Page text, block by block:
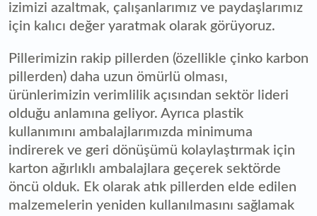
izimizi azaltmak, çalışanlarımız ve paydaşlarımız
için kalıcı değer yaratmak olarak görüyoruz.
Pillerimizin rakip pillerden (özellikle çinko karbon
pillerden) daha uzun ömürlü olması,
ürünlerimizin verimlilik açısından sektör lideri
olduğu anlamına geliyor. Ayrıca plastik
kullanımını ambalajlarımızda minimuma
indirerek ve geri dönüşümü kolaylaştırmak için
karton ağırlıklı ambalajlara geçerek sektörde
öncü olduk. Ek olarak atık pillerden elde edilen
malzemelerin yeniden kullanılmasını sağlamak